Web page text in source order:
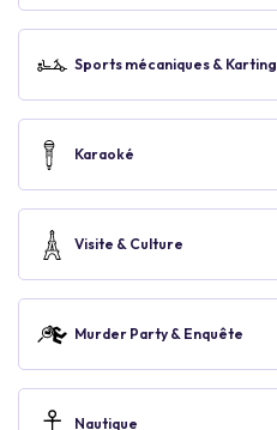
Sports mécaniques & Karting
Karaoké
Visite & Culture
Murder Party & Enquête
Nautique